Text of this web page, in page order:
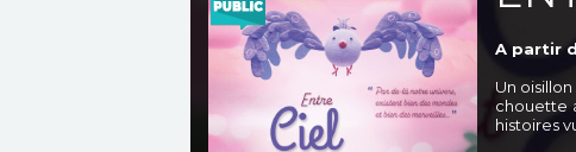
A partir
Un
chouette
histoires